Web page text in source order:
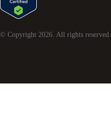
© Copyright 2026. All rights reserved.